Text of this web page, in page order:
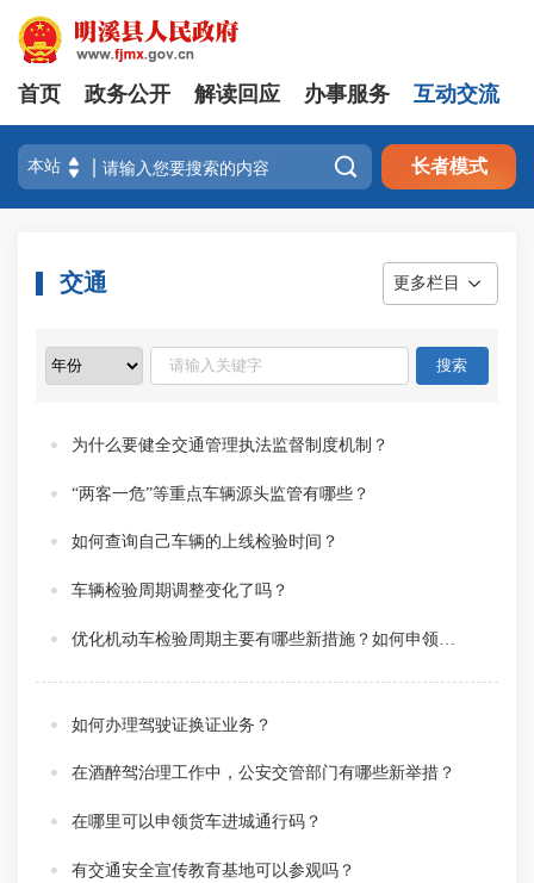
首页 政务公开 解读回应 办事服务 互动交流
 长者模式
交通 更多栏目
为什么要健全交通管理执法监督制度机制？
“两客一危”等重点车辆源头监管有哪些？
如何查询自己车辆的上线检验时间？
车辆检验周期调整变化了吗？
如何办理驾驶证换证业务？
在酒醉驾治理工作中，公安交管部门有哪些新举措？
在哪里可以申领货车进城通行码？
有交通安全宣传教育基地可以参观吗？